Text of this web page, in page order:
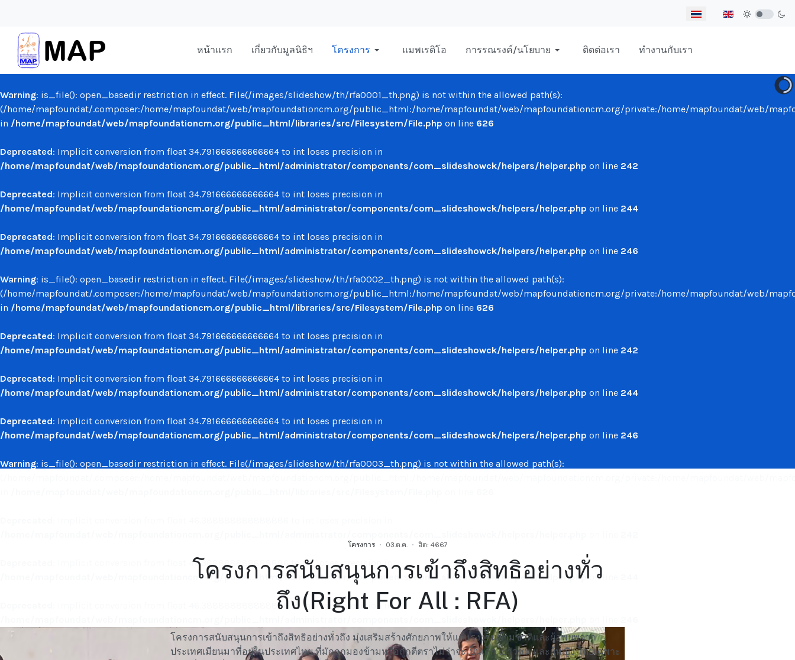
เลือกภาษาของคุณ
หน้าแรก เกี่ยวกับมูลนิธิฯ โครงการ แมพเรดิโอ การรณรงค์/นโยบาย ติดต่อเรา ทำงานกับเรา
Warning: is_file(): open_basedir restriction in effect. File(/images/slideshow/th/rfa0001_th.png) is not within the allowed path(s):
(/home/mapfoundat/.composer:/home/mapfoundat/web/mapfoundationcm.org/public_html:/home/mapfoundat/web/mapfoundationcm.org/private:/home/mapfoundat/web/
in /home/mapfoundat/web/mapfoundationcm.org/public_html/libraries/src/Filesystem/File.php on line 626
Deprecated: Implicit conversion from float 34.791666666666664 to int loses precision in
/home/mapfoundat/web/mapfoundationcm.org/public_html/administrator/components/com_slideshowck/helpers/helper.php on line 242
Deprecated: Implicit conversion from float 34.791666666666664 to int loses precision in
/home/mapfoundat/web/mapfoundationcm.org/public_html/administrator/components/com_slideshowck/helpers/helper.php on line 244
Deprecated: Implicit conversion from float 34.791666666666664 to int loses precision in
/home/mapfoundat/web/mapfoundationcm.org/public_html/administrator/components/com_slideshowck/helpers/helper.php on line 246
Warning: is_file(): open_basedir restriction in effect. File(/images/slideshow/th/rfa0002_th.png) is not within the allowed path(s):
(/home/mapfoundat/.composer:/home/mapfoundat/web/mapfoundationcm.org/public_html:/home/mapfoundat/web/mapfoundationcm.org/private:/home/mapfoundat/web/
in /home/mapfoundat/web/mapfoundationcm.org/public_html/libraries/src/Filesystem/File.php on line 626
Deprecated: Implicit conversion from float 34.791666666666664 to int loses precision in
/home/mapfoundat/web/mapfoundationcm.org/public_html/administrator/components/com_slideshowck/helpers/helper.php on line 242
Deprecated: Implicit conversion from float 34.791666666666664 to int loses precision in
/home/mapfoundat/web/mapfoundationcm.org/public_html/administrator/components/com_slideshowck/helpers/helper.php on line 244
Deprecated: Implicit conversion from float 34.791666666666664 to int loses precision in
/home/mapfoundat/web/mapfoundationcm.org/public_html/administrator/components/com_slideshowck/helpers/helper.php on line 246
Warning: is_file(): open_basedir restriction in effect. File(/images/slideshow/th/rfa0003_th.png) is not within the allowed path(s):
: Implicit conversion from float 46.388888888888886 to int loses precision in
/home/mapfoundat/web/mapfoundationcm.org/public_html/administrator/components/com_slideshowck/helpers/helper.php on line
: Implicit conversion from float 46.388888888888886 to int loses precision in
โครงการ 03.ต.ค. ฮิต: 4667
โครงการสนับสนุนการเข้าถึงสิทธิอย่างทั่ว
ถึง(Right For All : RFA)
โครงการสนับสนุนการเข้าถึงสิทธิอย่างทั่วถึง มุ่งเสริมสร้างศักยภาพให้แก่แรงงานข้ามชาติและผู้อพยพจาก
ประเทศเมียนมาที่อยู่ในประเทศไทย ที่มักถูกมองข้ามหรือถูกตีตราไม่ว่าจะเป็นเด็ก เยาวชน และผู้หญิง โดยเฉพาะ